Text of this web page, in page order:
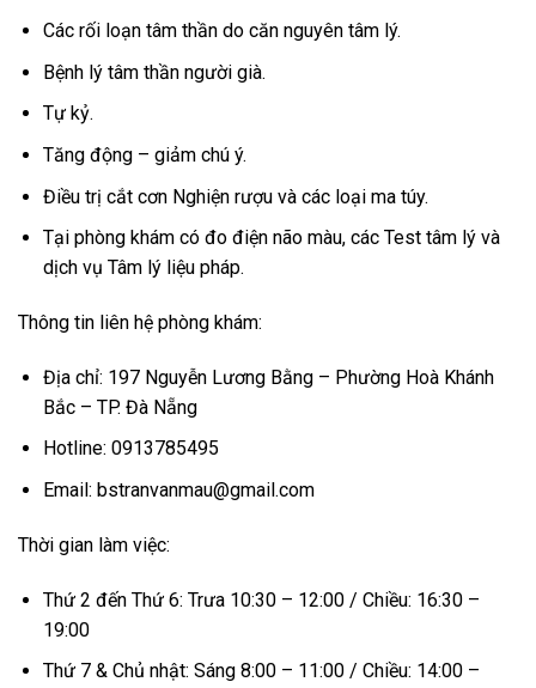
Các rối loạn tâm thần do căn nguyên tâm lý.
Bệnh lý tâm thần người già.
Tự kỷ.
Tăng động – giảm chú ý.
Điều trị cắt cơn Nghiện rượu và các loại ma túy.
Tại phòng khám có đo điện não màu, các Test tâm lý và
dịch vụ Tâm lý liệu pháp.
Thông tin liên hệ phòng khám:
Địa chỉ: 197 Nguyễn Lương Bằng – Phường Hoà Khánh
Bắc – TP. Đà Nẵng
Hotline: 0913785495
Email: bstranvanmau@gmail.com
Thời gian làm việc:
Thứ 2 đến Thứ 6: Trưa 10:30 – 12:00 / Chiều: 16:30 –
19:00
Thứ 7 & Chủ nhật: Sáng 8:00 – 11:00 / Chiều: 14:00 –